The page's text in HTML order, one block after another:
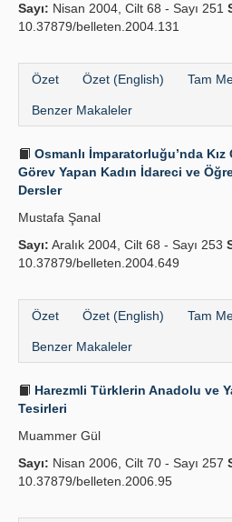
Sayı: Nisan 2004, Cilt 68 - Sayı 251
10.37879/belleten.2004.131
Özet Özet (English) Tam
Benzer Makaleler
Osmanlı İmparatorluğu’nda
Görev Yapan Kadın İdareci ve
Dersler
Mustafa Şanal
Sayı: Aralık 2004, Cilt 68 - Sayı 253
10.37879/belleten.2004.649
Özet Özet (English) Tam
Benzer Makaleler
Harezmli Türklerin Anadolu ve
Tesirleri
Muammer Gül
Sayı: Nisan 2006, Cilt 70 - Sayı 257
10.37879/belleten.2006.95